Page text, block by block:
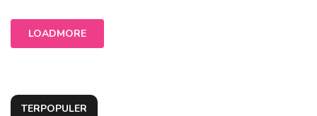
LOADMORE
TERPOPULER